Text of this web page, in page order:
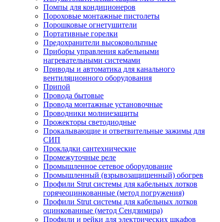
Помпы для кондиционеров
Пороховые монтажные пистолеты
Порошковые огнетушители
Портативные горелки
Предохранители высоковольтные
Приборы управления кабельными
нагревательными системами
Приводы и автоматика для канального
вентиляционного оборудования
Припой
Провода бытовые
Провода монтажные установочные
Проводники молниезащиты
Прожекторы светодиодные
Прокалывающие и ответвительные зажимы для
СИП
Прокладки сантехнические
Промежуточные реле
Промышленное сетевое оборудование
Промышленный (взрывозащищенный) обогрев
Профили Strut системы для кабельных лотков
горячеоцинкованные (метод погружения)
Профили Strut системы для кабельных лотков
оцинкованные (метод Сендзимира)
Профили и рейки для электрических шкафов